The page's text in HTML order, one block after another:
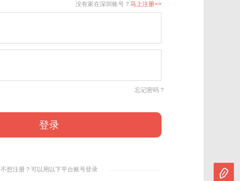
没有家在深圳账号？ 马上注册>>
忘记密码？
登录
不想注册？可以用以下平台账号登录